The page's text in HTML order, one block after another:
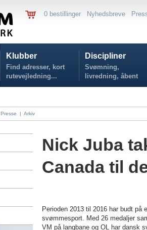
0 bestillinger Nyhedsbreve
Klubber
Find adresser, kort
rutevejledning...
Discipliner
Svømning,
livredning, åbent
vand...
Presse | Arkiv
Nick Juba
Canada til
Perioden 2013 til 2016 har budt
svømmesport. Med 26 medaljer
VM på langbane og OL har dansk